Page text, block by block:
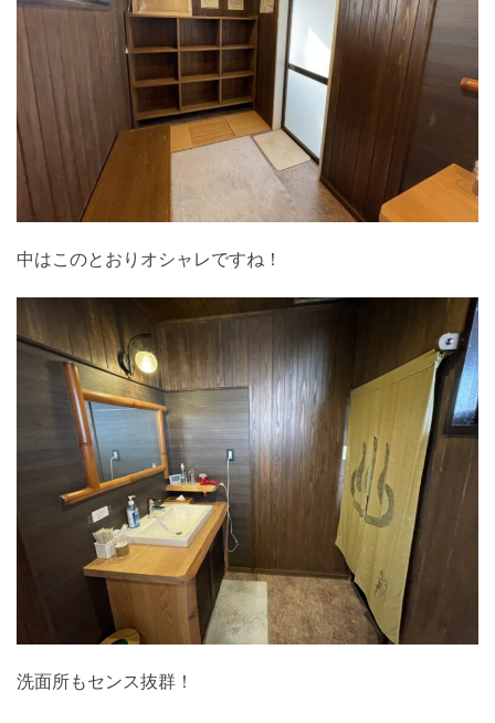
中はこのとおりオシャレですね！
洗面所もセンス抜群！